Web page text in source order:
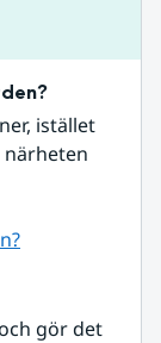
istället
gör det